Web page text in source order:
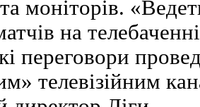
та моніторів.
на
переговори
телевізійним